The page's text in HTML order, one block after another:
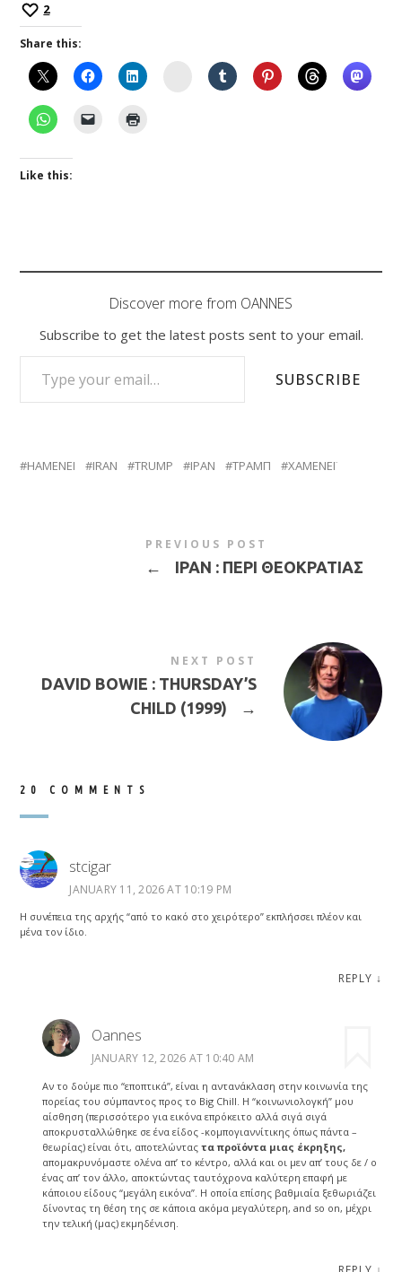
2
Share this:
Instagram
Like this:
Discover more from OANNES
Subscribe to get the latest posts sent to your email.
TYPE YOUR EMAIL…
SUBSCRIBE
HAMENEI IRAN TRUMP ΙΡΑΝ ΤΡΑΜΠ ΧΑΜΕΝΕΪ
PREVIOUS POST
← ΙΡΑΝ : ΠΕΡΙ ΘΕΟΚΡΑΤΙΑΣ
NEXT POST
DAVID BOWIE : THURSDAY’S
CHILD (1999)
→
20 COMMENTS
stcigar
JANUARY 11, 2026 AT 10:19 PM
Η συνέπεια της αρχής “από το κακό στο χειρότερο” εκπλήσσει πλέον και
μένα τον ίδιο.
REPLY ↓
Oannes
JANUARY 12, 2026 AT 10:40 AM
Αν το δούμε πιο “εποπτικά”, είναι η αντανάκλαση στην κοινωνία της
πορείας του σύμπαντος προς το Big Chill. Η “κοινωνιολογκή” μου
αίσθηση (περισσότερο για εικόνα επρόκειτο αλλά σιγά σιγά
αποκρυσταλλώθηκε σε ένα είδος -κομπογιαννίτικης όπως πάντα –
θεωρίας) είναι ότι, αποτελώντας τα προϊόντα μιας έκρηξης,
απομακρυνόμαστε ολένα απ’ το κέντρο, αλλά και οι μεν απ’ τους δε / ο
ένας απ’ τον άλλο, αποκτώντας ταυτόχρονα καλύτερη επαφή με
κάποιου είδους “μεγάλη εικόνα”. Η οποία επίσης βαθμιαία ξεθωριάζει
δίνοντας τη θέση της σε κάποια ακόμα μεγαλύτερη, and so on, μέχρι
την τελική (μας) εκμηδένιση.